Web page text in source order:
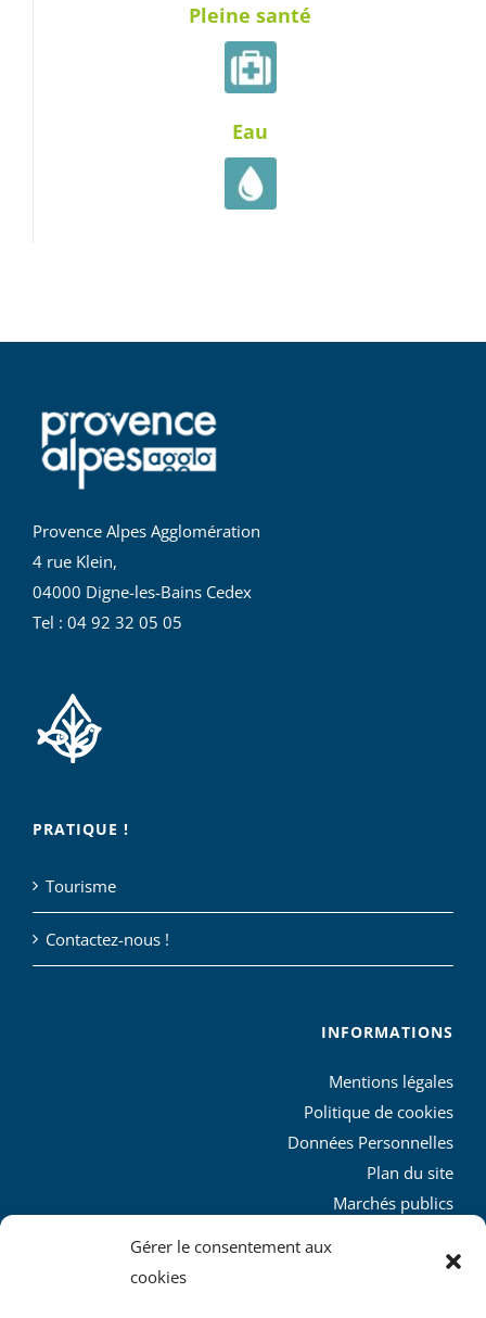
Gérer le consentement aux
cookies
Pleine santé
Eau
Provence Alpes Agglomération
4 rue Klein,
04000 Digne-les-Bains Cedex
Tel : 04 92 32 05 05
PRATIQUE !
Tourisme
Contactez-nous !
INFORMATIONS
Mentions légales
Politique de cookies
Données Personnelles
Plan du site
Marchés publics
L’agglo recrute